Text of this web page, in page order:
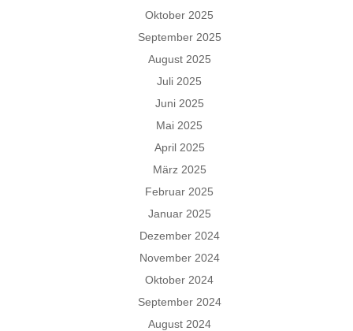
Oktober 2025
September 2025
August 2025
Juli 2025
Juni 2025
Mai 2025
April 2025
März 2025
Februar 2025
Januar 2025
Dezember 2024
November 2024
Oktober 2024
September 2024
August 2024